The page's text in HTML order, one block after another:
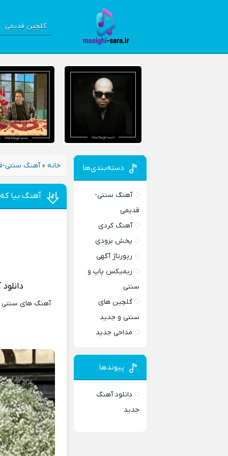
گلچین قدیمی
خانه »آهنگ سنتی-
آهنگ بيا
آهنگ های سنتی
دسته‌بندی‌ها
آهنگ سنتی-
قدیمی
آهنگ کردی
پخش بزودی
رپورتاژ آگهی
ریمیکس پاپ و
سنتی
گلچین های
سنتی و جدید
مداحی جدید
پیوندها
دانلود آهنگ
جدید